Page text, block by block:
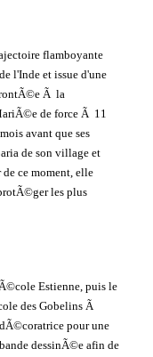
flamboyante
l'Inde et issue d'une
Ã la
de force Ã 11
avant que ses
de son village et
ce moment, elle
les plus
Estienne, puis le
des Gobelins Ã
pour une
dessinÃ©e afin de